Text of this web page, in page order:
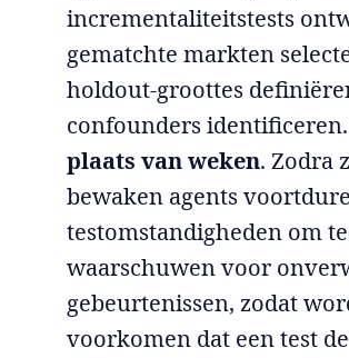
incrementaliteitstests
gematchte markten
holdout-groottes
confounders identificeren.
plaats van weken. Zodra
bewaken agents
testomstandigheden om
waarschuwen voor
gebeurtenissen, zodat
voorkomen dat een test